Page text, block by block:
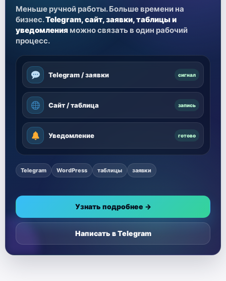
Меньше ручной работы. Больше времени на
бизнес.Telegram, сайт, заявки, таблицы и
уведомления можно связать в один рабочий
процесс.
Telegram / заявки сигнал
Сайт / таблица запись
Уведомление готово
Telegram WordPress таблицы заявки
Узнать подробнее →
Написать в Telegram